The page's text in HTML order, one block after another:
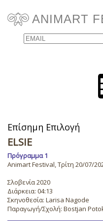
ANIMART
Email
Επίσημη Επιλογή
ELSIE
Πρόγραμμα 1
Animart Festival, Τρίτη 20/07/
Σλοβενία 2020
Διάρκεια: 04:13
Σκηνοθεσία: Larisa Nagode
Παραγωγή/Σχολή: Bostjan